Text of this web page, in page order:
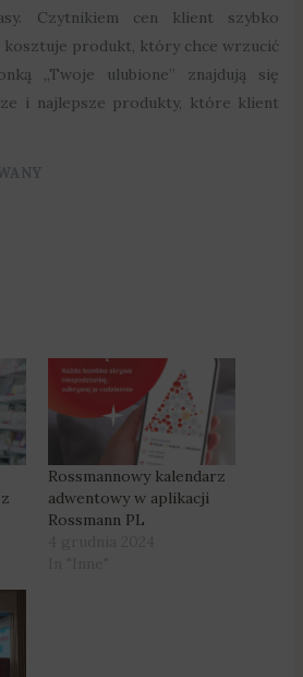
Czytnikiem cen klient szybko
kosztuje produkt, który chce wrzucić
„Twoje ulubione” znajdują się
i najlepsze produkty, które klient
Rossmannowy kalendarz
adwentowy w aplikacji
Rossmann PL